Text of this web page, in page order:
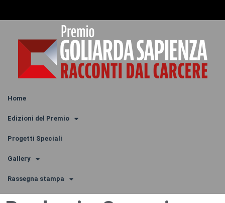
Home
Edizioni del Premio
Progetti Speciali
Gallery
Rassegna stampa